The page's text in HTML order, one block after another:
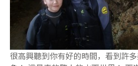
很高興聽到你有好的時間，看到許